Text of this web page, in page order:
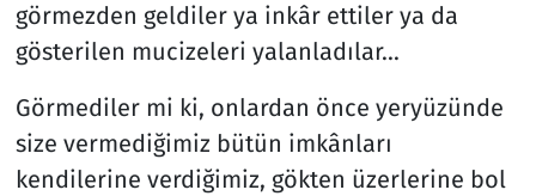
görmezden geldiler ya inkâr ettiler ya da
gösterilen mucizeleri yalanladılar...
Görmediler mi ki, onlardan önce yeryüzünde
size vermediğimiz bütün imkânları
kendilerine verdiğimiz, gökten üzerlerine bol